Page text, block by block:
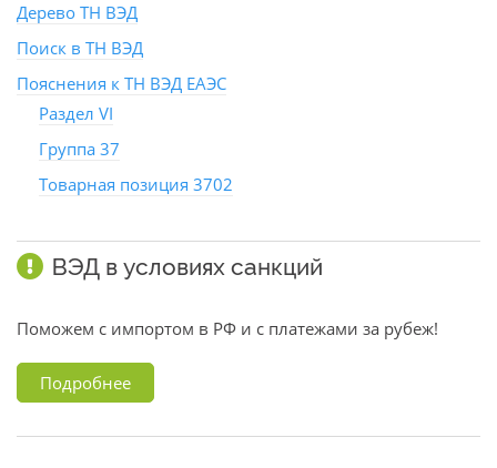
Дерево ТН ВЭД
Поиск в ТН ВЭД
Пояснения к ТН ВЭД ЕАЭС
Раздел VI
Группа 37
Товарная позиция 3702
ВЭД в условиях санкций
Поможем с импортом в РФ и с платежами за рубеж!
Подробнее